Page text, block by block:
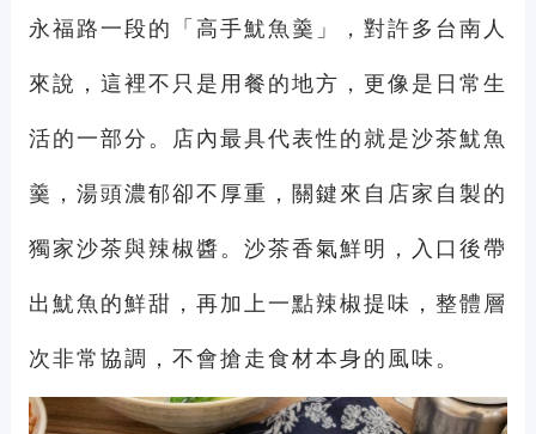
永福路一段的「高手魷魚羹」，對許多台南人
來說，這裡不只是用餐的地方，更像是日常生
活的一部分。店內最具代表性的就是沙茶魷魚
羹，湯頭濃郁卻不厚重，關鍵來自店家自製的
獨家沙茶與辣椒醬。沙茶香氣鮮明，入口後帶
出魷魚的鮮甜，再加上一點辣椒提味，整體層
次非常協調，不會搶走食材本身的風味。